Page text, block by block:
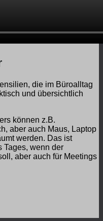
die im Büroalltag
und übersichtlich
können z.B.
aber auch Maus, Laptop
werden. Das ist
Tages, wenn der
aber auch für Meetings